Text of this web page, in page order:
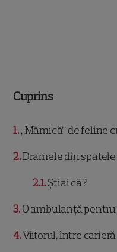
Cuprins
1 „Mămică” de feline
2 Dramele din
2.1Știai că?
3 O ambulanță
4 Viitorul, între